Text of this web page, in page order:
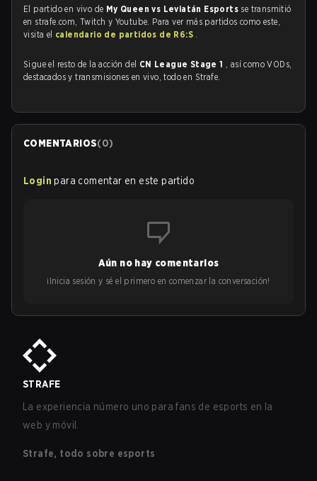
El partido en vivo de My Queen vs Leviatán Esports se transmitió
en strafe.com, Twitch y Youtube. Para ver más partidos como este,
visita el calendario de partidos de R6:S .
Sigue el resto de la acción del CN League Stage 1 , así como VODs,
destacados y transmisiones en vivo, todo en Strafe.
COMENTARIOS(0)
Login para comentar en este partido
Aún no hay comentarios
¡Inicia sesión y sé el primero en comenzar la conversación!
STRAFE
La experiencia número uno para fans de esports en la
web y móvil.
Strafe, todo sobre esports